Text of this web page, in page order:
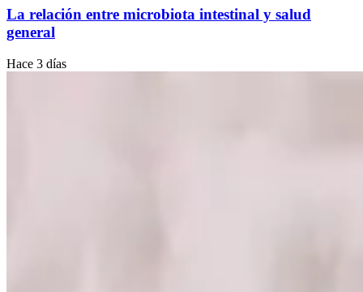
La relación entre microbiota intestinal y salud
general
Hace 3 días